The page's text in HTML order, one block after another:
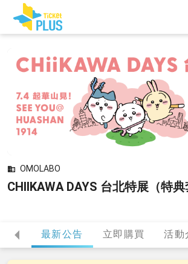
OMOLABO
CHIIKAWA DAYS 台北特展（特典
最新公告 立即購買 活動